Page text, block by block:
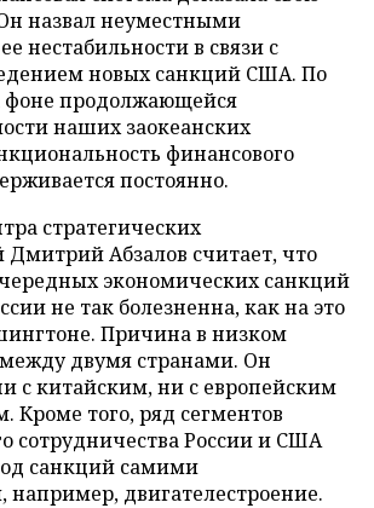
назвал неуместными
нестабильности в связи с
новых санкций США. По
фоне продолжающейся
наших заокеанских
финансового
постоянно.
стратегических
Абзалов считает, что
экономических санкций
не так болезненна, как на это
Причина в низком
между двумя странами. Он
с китайским, ни с европейским
Кроме того, ряд сегментов
сотрудничества России и США
санкций самими
двигателестроение.